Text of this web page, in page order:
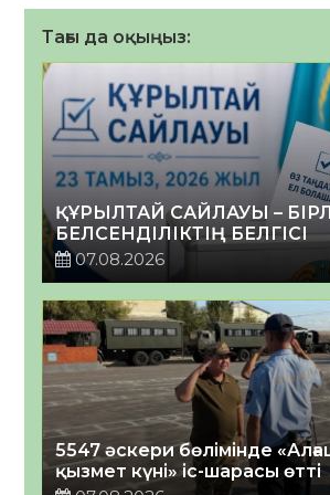
Тағы да оқыңыз:
ҚҰРЫЛТАЙ САЙЛАУЫ –
БЕЛСЕНДІЛІКТІҢ БЕЛГІСІ
07.08.2026
5547 әскери бөлімінде
қызмет күні» іс-шарасы өтті